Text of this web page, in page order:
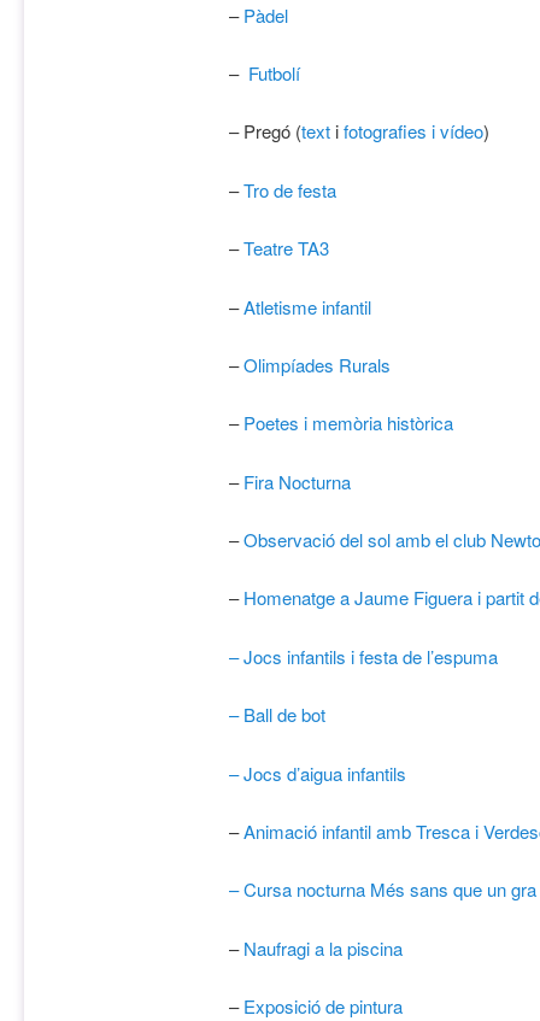
–Pàdel
– Futbolí
– Pregó (text ifotografies i vídeo)
–Tro de festa
–Teatre TA3
–Atletisme infantil
–Olimpíades Rurals
–Poetes i memòria històrica
–Fira Nocturna
–Observació del sol amb el club
–Homenatge a Jaume Figuera i partit
– Jocs infantils i festa de l’espuma
– Ball de bot
– Jocs d’aigua infantils
–Animació infantil amb Tresca i
– Cursa nocturna Més sans que un gra
–Naufragi a la piscina
–Exposició de pintura